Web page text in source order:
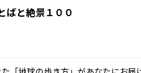
ばと絶景１００